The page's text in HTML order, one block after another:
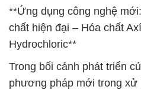
**Ứng dụng công nghệ
chất hiện đại – Hóa chất
Hydrochloric**
Trong bối cảnh phát triển
phương pháp mới trong xử